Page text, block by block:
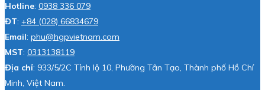
Hotline: 0938 336 079
ĐT: +84 (028) 66834679
Email: phu@hgpvietnam.com
MST: 0313138119
Địa chỉ: 933/5/2C Tỉnh lộ 10, Phường Tân Tạo, Thành phố Hồ Chí
Minh, Việt Nam.